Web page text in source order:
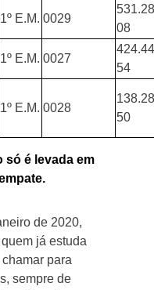
1º E.M. 0029
08
1º E.M. 0027
54
1º E.M. 0028
50
só é levada em
de 2020,
já estuda
para
sempre de